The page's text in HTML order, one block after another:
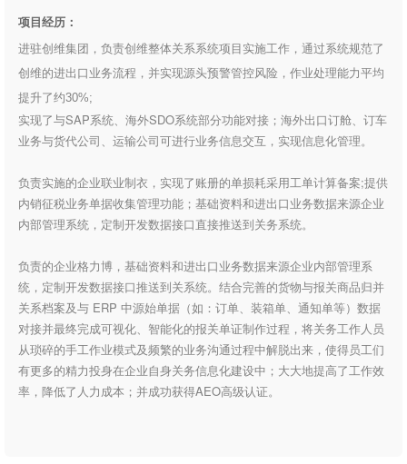
项目经历：
进驻创维集团，负责创维整体关系系统项目实施工作，通过系统规范了
创维的进出口业务流程，并实现源头预警管控风险，作业处理能力平均
提升了约30%;
实现了与SAP系统、海外SDO系统部分功能对接；海外出口订舱、订车
业务与货代公司、运输公司可进行业务信息交互，实现信息化管理。
负责实施的企业联业制衣，实现了账册的单损耗采用工单计算备案;提供
内销征税业务单据收集管理功能；基础资料和进出口业务数据来源企业
内部管理系统，定制开发数据接口直接推送到关务系统。
负责的企业格力博，基础资料和进出口业务数据来源企业内部管理系
统，定制开发数据接口推送到关系统。结合完善的货物与报关商品归并
关系档案及与 ERP 中源始单据（如：订单、装箱单、通知单等）数据
对接并最终完成可视化、智能化的报关单证制作过程，将关务工作人员
从琐碎的手工作业模式及频繁的业务沟通过程中解脱出来，使得员工们
有更多的精力投身在企业自身关务信息化建设中；大大地提高了工作效
率，降低了人力成本；并成功获得AEO高级认证。